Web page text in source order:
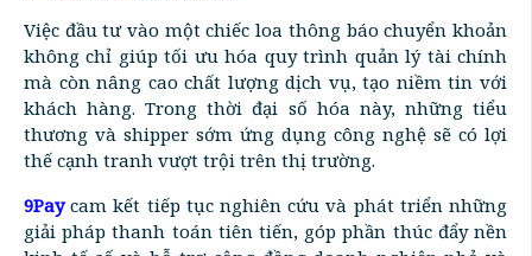
Việc đầu tư vào một chiếc loa thông báo chuyển khoản
không chỉ giúp tối ưu hóa quy trình quản lý tài chính
mà còn nâng cao chất lượng dịch vụ, tạo niềm tin với
khách hàng. Trong thời đại số hóa này, những tiểu
thương và shipper sớm ứng dụng công nghệ sẽ có lợi
thế cạnh tranh vượt trội trên thị trường.
9Paycam kết tiếp tục nghiên cứu và phát triển những
giải pháp thanh toán tiên tiến, góp phần thúc đẩy nền